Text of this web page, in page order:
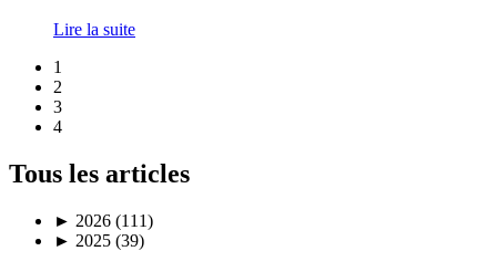
Lire la suite
1
2
3
4
Tous les articles
► 2026 (111)
► 2025 (39)